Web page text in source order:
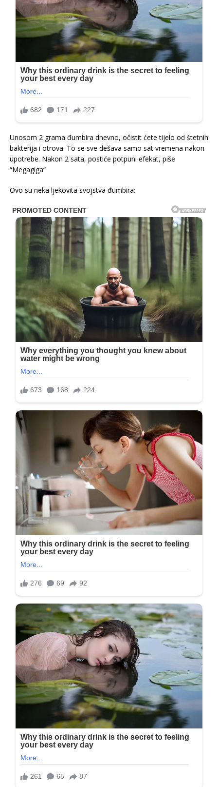
Unosom 2 grama đumbira dnevno, očistit ćete tijelo od štetnih
bakterija i otrova. To se sve dešava samo sat vremena nakon
upotrebe. Nakon 2 sata, postiće potpuni efekat, piše
“Megagiga“
Ovo su neka ljekovita svojstva đumbira: